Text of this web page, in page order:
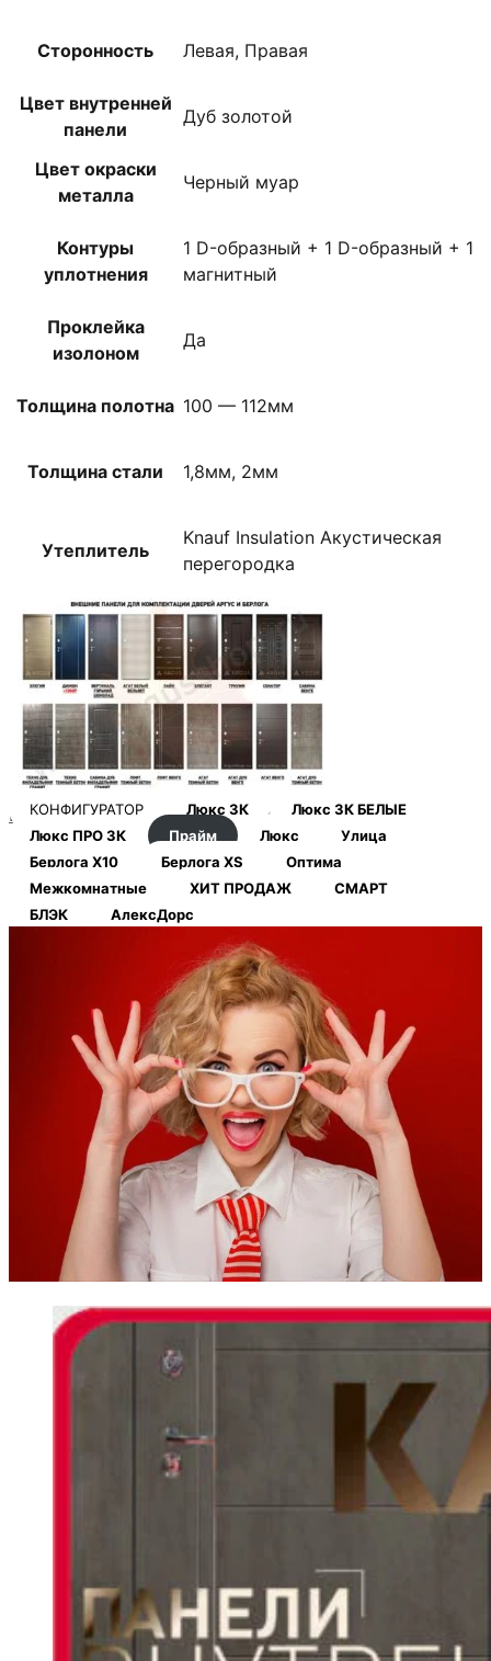
Сторонность Левая, Правая
Цвет внутренней
панели
Дуб золотой
Цвет окраски
металла
Черный муар
Контуры
уплотнения
1 D-образный + 1 D-образный + 1
магнитный
Проклейка
изолоном
Да
Толщина полотна 100 — 112мм
Толщина стали 1,8мм, 2мм
Утеплитель
Knauf Insulation Акустическая
перегородка
Внешние панели аргус и берлога
КОНФИГУРАТОР Люкс 3К
Люкс 3К БЕЛЫЕ
Люкс ПРО 3К
Прайм Люкс
Улица
Берлога Х10
Берлога XS
Оптима
Межкомнатные
ХИТ ПРОДАЖ
СМАРТ
БЛЭК
АлексДорс